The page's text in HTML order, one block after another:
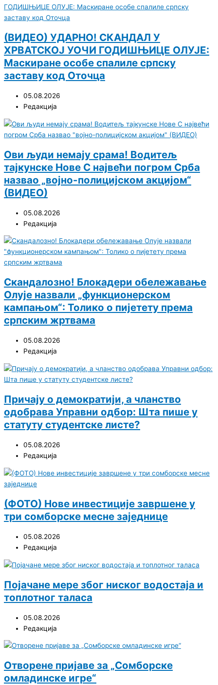
(ВИДЕО) УДАРНО! СКАНДАЛ У
ХРВАТСКОЈ УОЧИ ГОДИШЊИЦЕ ОЛУЈЕ:
Маскиране особе спалиле српску
заставу код Оточца
05.08.2026
Редакција
Ови људи немају срама! Водитељ
тајкунске Нове С највећи погром Срба
назвао „војно-полицијском акцијом“
(ВИДЕО)
05.08.2026
Редакција
Скандалозно! Блокадери обележавање
Олује назвали „функционерском
кампањом“: Толико о пијетету према
српским жртвама
05.08.2026
Редакција
Причају о демократији, а чланство
одобрава Управни одбор: Шта пише у
статуту студентске листе?
05.08.2026
Редакција
(ФОТО) Нове инвестиције завршене у
три сомборске месне заједнице
05.08.2026
Редакција
Појачане мере због ниског водостаја и
топлотног таласа
05.08.2026
Редакција
Отворене пријаве за „Сомборске
омладинске игре“